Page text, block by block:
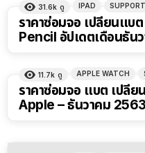
31.6k ดู IPAD SUPPORT
ราคาซ่อมจอ เปลี่ยนแบ
Pencil อัปเดตเดือนธัน
11.7k ดู APPLE WATCH
ราคาซ่อมจอ แบต เปลี่
Apple – ธันวาคม 2563